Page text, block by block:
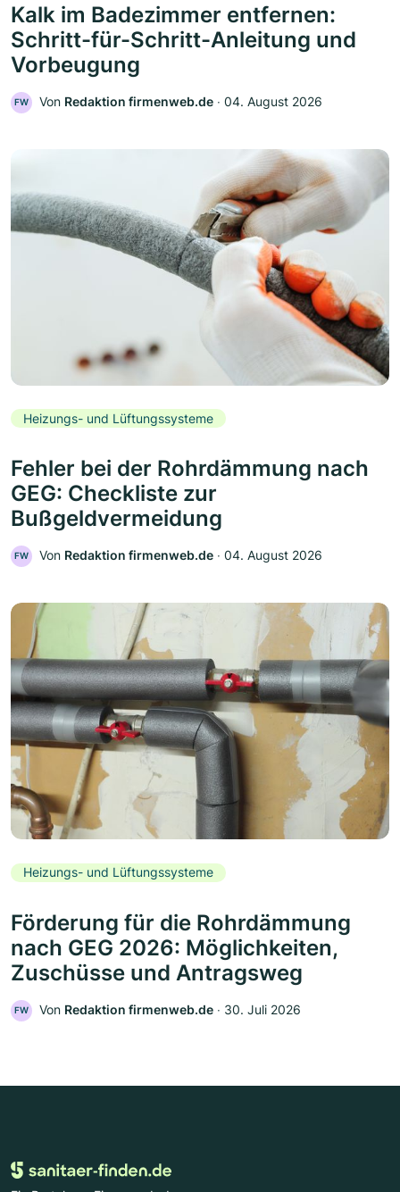
Kalk im Badezimmer entfernen:
Schritt-für-Schritt-Anleitung und
Vorbeugung
FW Von Redaktion firmenweb.de ‧ 04. August 2026
Heizungs- und Lüftungssysteme
Fehler bei der Rohrdämmung nach
GEG: Checkliste zur
Bußgeldvermeidung
FW Von Redaktion firmenweb.de ‧ 04. August 2026
Heizungs- und Lüftungssysteme
Förderung für die Rohrdämmung
nach GEG 2026: Möglichkeiten,
Zuschüsse und Antragsweg
FW Von Redaktion firmenweb.de ‧ 30. Juli 2026